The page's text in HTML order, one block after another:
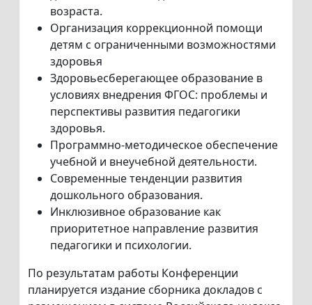
возраста.
Организация коррекционной помощи
детям с ограниченными возможностями
здоровья
Здоровьесберегающее образование в
условиях внедрения ФГОС: проблемы и
перспективы развития педагогики
здоровья.
Программно-методическое обеспечение
учебной и внеучебной деятельности.
Современные тенденции развития
дошкольного образования.
Инклюзивное образование как
приоритетное направление развития
педагогики и психологии.
По результатам работы Конференции
планируется издание сборника докладов с